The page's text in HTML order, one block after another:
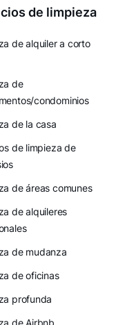
de limpieza
de alquiler a corto
de
condominios
de la casa
de limpieza de
de áreas comunes
de alquileres
de mudanza
de oficinas
profunda